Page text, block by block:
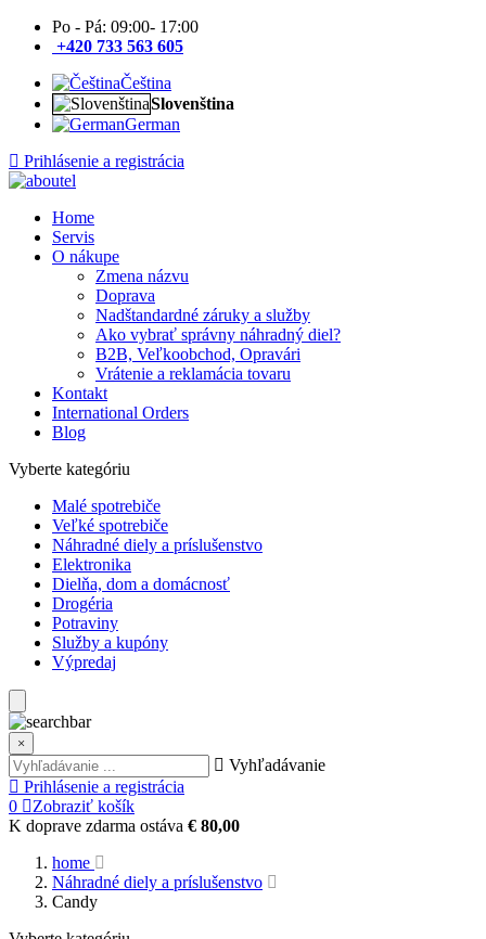
Po - Pá: 09:00- 17:00
+420 733 563 605
Čeština
Slovenština
German
Prihlásenie a registrácia
Home
Servis
O nákupe
Zmena názvu
Doprava
Nadštandardné záruky a služby
Ako vybrať správny náhradný diel?
B2B, Veľkoobchod, Opravári
Vrátenie a reklamácia tovaru
Kontakt
International Orders
Blog
Vyberte kategóriu
Malé spotrebiče
Veľké spotrebiče
Náhradné diely a príslušenstvo
Elektronika
Dielňa, dom a domácnosť
Drogéria
Potraviny
Služby a kupóny
Výpredaj
×
Vyhľadávanie
Prihlásenie a registrácia
0
Zobraziť košík
K doprave zdarma ostáva € 80,00
home
Náhradné diely a príslušenstvo
Candy